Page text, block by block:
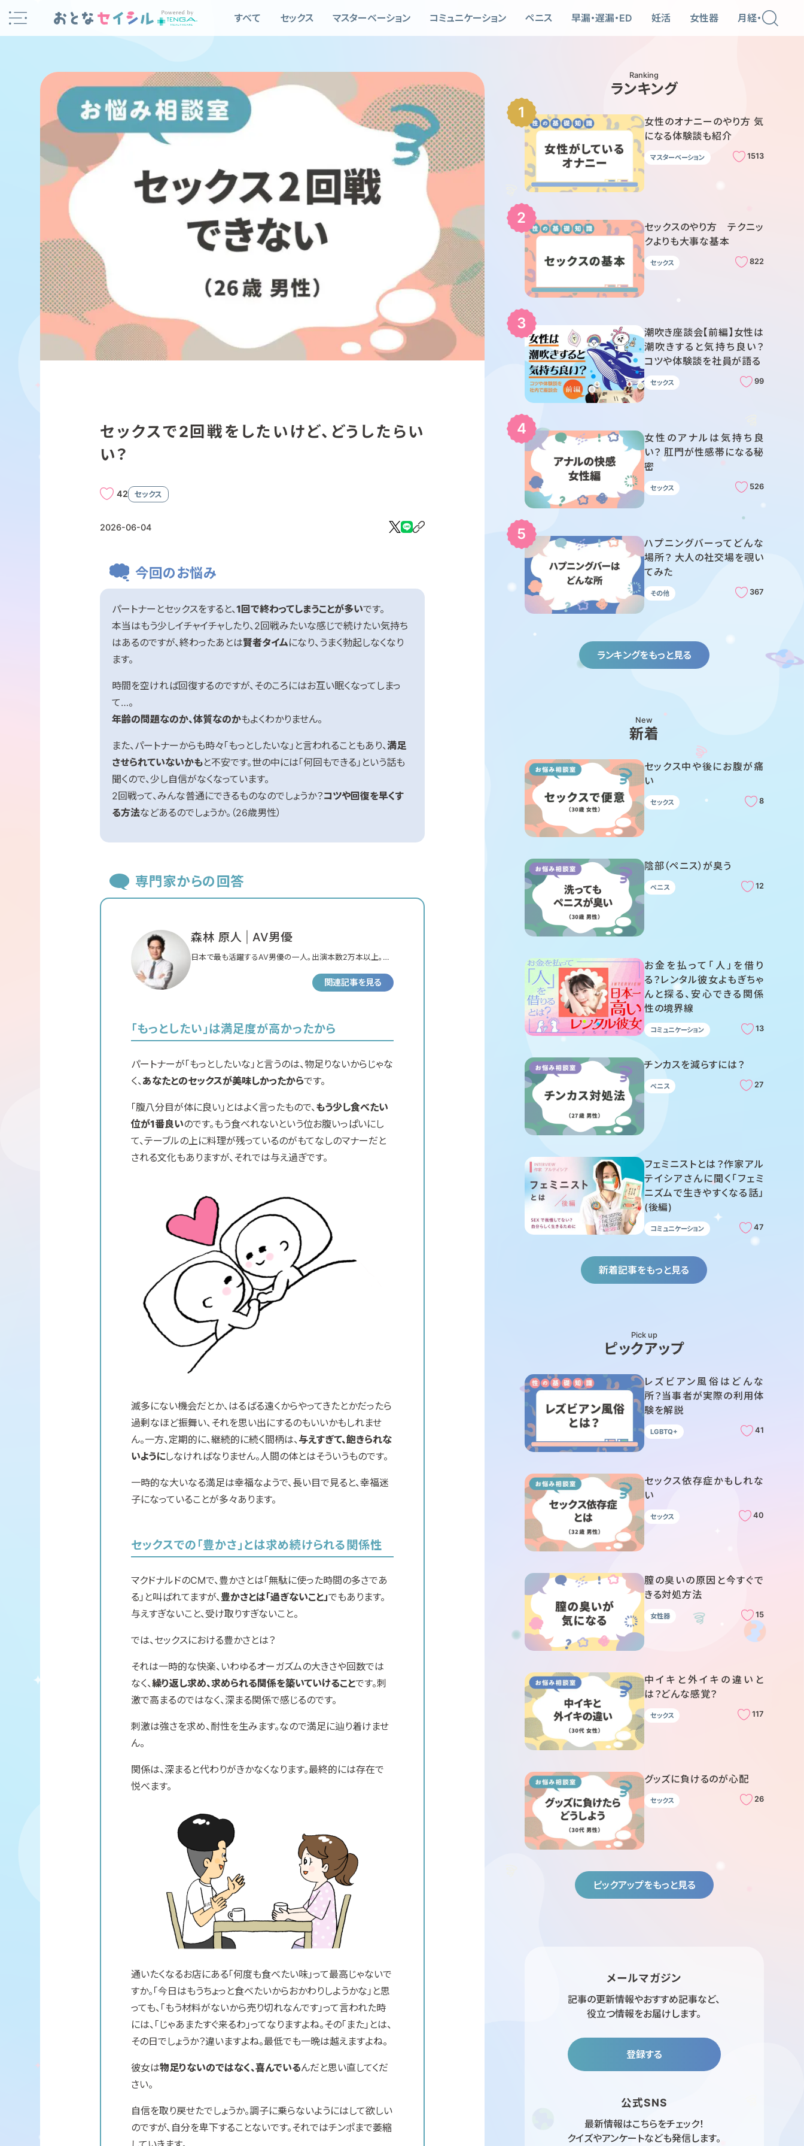
content
すべて セックス マスターベーション コミュニケーション ペニス 早漏・遅漏・ED 妊活 女性器 月経・PMS
セックスで2回戦をしたいけど、どうしたらい
い？
42 セックス
2026-06-04
今回のお悩み
パートナーとセックスをすると、1回で終わってしまうことが多いです。
本当はもう少しイチャイチャしたり、2回戦みたいな感じで続けたい気持ち
はあるのですが、終わったあとは賢者タイムになり、うまく勃起しなくなり
ます。
時間を空ければ回復するのですが、そのころにはお互い眠くなってしまっ
て…。
年齢の問題なのか、体質なのかもよくわかりません。
また、パートナーからも時々「もっとしたいな」と言われることもあり、満足
させられていないかもと不安です。世の中には「何回もできる」という話も
聞くので、少し自信がなくなっています。
2回戦って、みんな普通にできるものなのでしょうか？コツや回復を早くす
る方法などあるのでしょうか。（26歳男性）
専門家からの回答
森林 原人 AV男優
日本で最も活躍するAV男優の一人。出演本数2万本以上。最
経歴を持つ。最近は出演業を減らし、性愛に関わる事象の経
関連記事を見る
「もっとしたい」は満足度が高かったから
パートナーが「もっとしたいな」と言うのは、物足りないからじゃな
く、 あなたとのセックスが美味しかったからです。
「腹八分目が体に良い」とはよく言ったもので、 もう少し食べたい
位が1番良いのです。もう食べれないという位お腹いっぱいにし
て、テーブルの上に料理が残っているのがもてなしのマナーだと
される文化もありますが、それでは与え過ぎです。
滅多にない機会だとか、はるばる遠くからやってきたとかだったら
過剰なほど振舞い、それを思い出にするのもいいかもしれませ
ん。一方、定期的に、継続的に続く間柄は、 与えすぎて、飽きられな
いようにしなければなりません。人間の体とはそういうものです。
一時的な大いなる満足は幸福なようで、長い目で見ると、幸福迷
子になっていることが多々あります。
セックスでの「豊かさ」とは求め続けられる関係性
マクドナルドのCMで、豊かさとは「無駄に使った時間の多さであ
る」と叫ばれてますが、 豊かさとは「過ぎないこと」でもあります。
与えすぎないこと、受け取りすぎないこと。
では、セックスにおける豊かさとは？
それは一時的な快楽、いわゆるオーガズムの大きさや回数では
なく、繰り返し求め、求められる関係を築いていけることです。刺
激で高まるのではなく、深まる関係で感じるのです。
刺激は強さを求め、耐性を生みます。なので満足に辿り着けませ
ん。
関係は、深まると代わりがきかなくなります。最終的には存在で
悦べます。
通いたくなるお店にある「何度も食べたい味」って最高じゃないで
すか。「今日はもうちょっと食べたいからおかわりしようかな」と思
っても、「もう材料がないから売り切れなんです」って言われた時
には、「じゃあまたすぐ来るわ」ってなりますよね。その「また」とは、
その日でしょうか？違いますよね。最低でも一晩は越えますよね。
彼女は物足りないのではなく、喜んでいるんだと思い直してくだ
さい。
自信を取り戻せたでしょうか。調子に乗らないようにはして欲しい
のですが、自分を卑下することないです。それではチンポまで萎縮
Ranking
ランキング
女性のオナニーのやり方 気
になる体験談も紹介
マスターベーション 1513
セックスのやり方 テクニッ
クよりも大事な基本
セックス 822
潮吹き座談会【前編】女性は
潮吹きすると気持ち良い？
コツや体験談を社員が語る
セックス 99
女性のアナルは気持ち良
い？ 肛門が性感帯になる秘
密
セックス 526
ハプニングバーってどんな
場所？ 大人の社交場を覗い
てみた
その他 367
ランキングをもっと見る
New
新着
セックス中や後にお腹が痛
い
セックス 8
陰部（ペニス）が臭う
ペニス 12
お金を払って「人」を借り
る？レンタル彼女よもぎちゃ
んと探る、安心できる関係
性の境界線
コミュニケーション 13
チンカスを減らすには？
ペニス 27
フェミニストとは？作家アル
テイシアさんに聞く「フェミ
ニズムで生きやすくなる話」
(後編)
コミュニケーション 47
新着記事をもっと見る
Pick up
ピックアップ
レズビアン風俗はどんな
所？当事者が実際の利用体
験を解説
LGBTQ+ 41
セックス依存症かもしれな
い
セックス 40
膣の臭いの原因と今すぐで
きる対処方法
女性器 15
中イキと外イキの違いと
は？どんな感覚？
セックス 117
グッズに負けるのが心配
セックス 26
ピックアップをもっと見る
メールマガジン
記事の更新情報やおすすめ記事など、
役立つ情報をお届けします。
登録する
公式SNS
最新情報はこちらをチェック！
クイズやアンケートなども発信します。